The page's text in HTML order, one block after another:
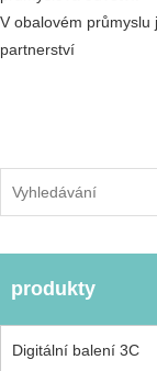
V obalovém průmyslu
partnerství
produkty
Digitální balení 3C